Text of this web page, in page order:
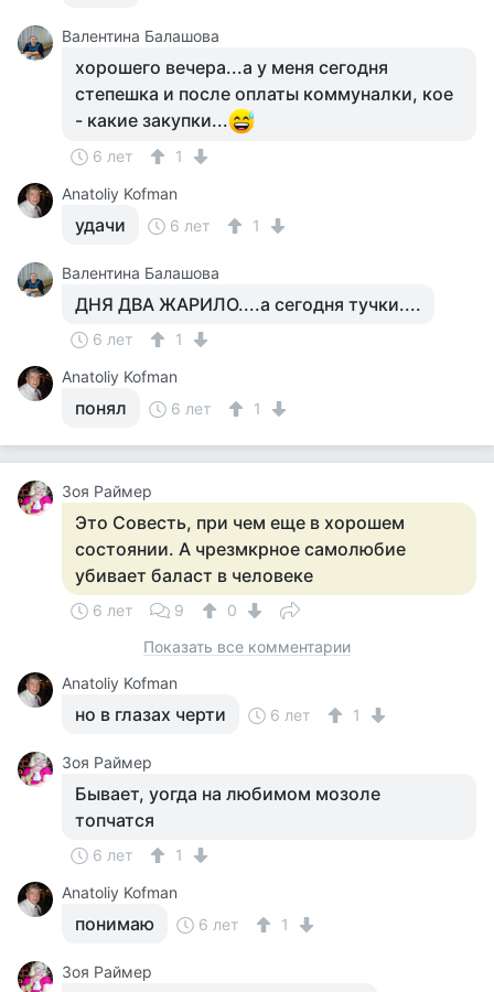
Валентина Балашова
хорошего вечера...а у меня сегодня
степешка и после оплаты коммуналки, кое
- какие закупки...
6 лет
1
Anatoliy Kofman
удачи 6 лет 1
Валентина Балашова
ДНЯ ДВА ЖАРИЛО....а сегодня тучки....
6 лет
1
Anatoliy Kofman
понял 6 лет 1
Зоя Раймер
Это Совесть, при чем еще в хорошем
состоянии. А чрезмкрное самолюбие
убивает баласт в человеке
6 лет 9
0
Показать все комментарии
Anatoliy Kofman
но в глазах черти 6 лет 1
Зоя Раймер
Бывает, уогда на любимом мозоле
топчатся
6 лет
1
Anatoliy Kofman
понимаю 6 лет 1
Зоя Раймер